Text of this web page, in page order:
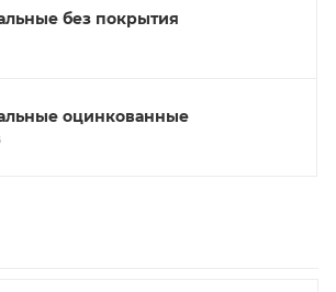
без покрытия
оцинкованные